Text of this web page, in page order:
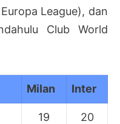
League), dan
Club World
Milan Inter
19 20